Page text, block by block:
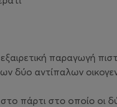
παραγωγή
δύο αντίπαλων
πάρτι στο οποίο οι